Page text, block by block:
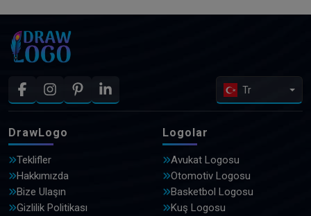
Tr
DrawLogo
Teklifler
Hakkımızda
Bize Ulaşın
Gizlilik Politikası
Logolar
Avukat Logosu
Otomotiv Logosu
Basketbol Logosu
Kuş Logosu